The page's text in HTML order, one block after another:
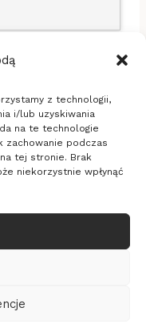
z technologii,
i/lub uzyskiwania
na te technologie
zachowanie podczas
tej stronie. Brak
niekorzystnie wpłynąć
REGON:
zdrowie